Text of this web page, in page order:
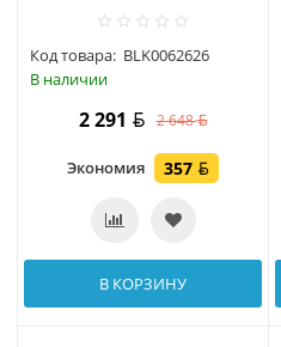
Код товара: BLK0062626
В наличии
2 291 2 648
Экономия 357
В КОРЗИНУ